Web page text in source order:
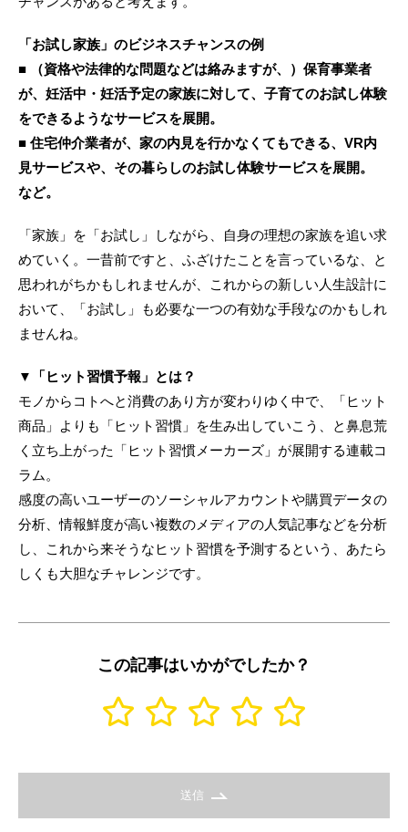
「お試し家族」のビジネスチャンスの例
■ （資格や法律的な問題などは絡みますが、）保育事業者
が、妊活中・妊活予定の家族に対して、子育てのお試し体験
をできるようなサービスを展開。
■ 住宅仲介業者が、家の内見を行かなくてもできる、VR内
見サービスや、その暮らしのお試し体験サービスを展開。
など。
「家族」を「お試し」しながら、自身の理想の家族を追い求
めていく。一昔前ですと、ふざけたことを言っているな、と
思われがちかもしれませんが、これからの新しい人生設計に
おいて、「お試し」も必要な一つの有効な手段なのかもしれ
ませんね。
▼「ヒット習慣予報」とは？
モノからコトへと消費のあり方が変わりゆく中で、「ヒット
商品」よりも「ヒット習慣」を生み出していこう、と鼻息荒
く立ち上がった「ヒット習慣メーカーズ」が展開する連載コ
ラム。
感度の高いユーザーのソーシャルアカウントや購買データの
分析、情報鮮度が高い複数のメディアの人気記事などを分析
し、これから来そうなヒット習慣を予測するという、あたら
しくも大胆なチャレンジです。
この記事はいかがでしたか？
送信